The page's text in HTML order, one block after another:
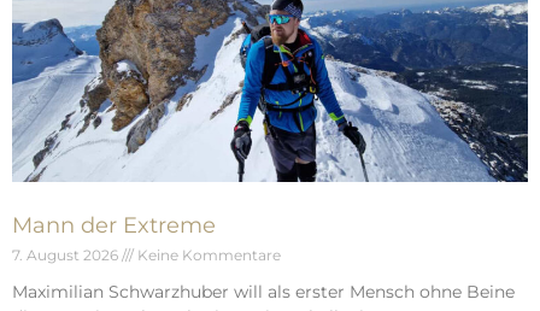
Mann der Extreme
7. August 2026 Keine Kommentare
Maximilian Schwarzhuber will als erster Mensch ohne Beine